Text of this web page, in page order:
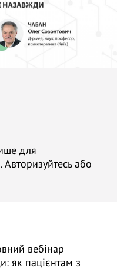
для
Авторизуйтесьабо
вебінар
як пацієнтам з